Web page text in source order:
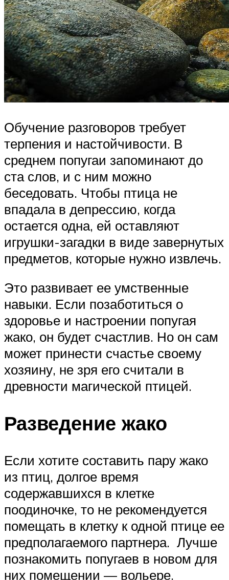
Обучение разговоров требует
терпения и настойчивости. В
среднем попугаи запоминают до
ста слов, и с ним можно
беседовать. Чтобы птица не
впадала в депрессию, когда
остается одна, ей оставляют
игрушки-загадки в виде завернутых
предметов, которые нужно извлечь.
Это развивает ее умственные
навыки. Если позаботиться о
здоровье и настроении попугая
жако, он будет счастлив. Но он сам
может принести счастье своему
хозяину, не зря его считали в
древности магической птицей.
Разведение жако
Если хотите составить пару жако
из птиц, долгое время
содержавшихся в клетке
поодиночке, то не рекомендуется
помещать в клетку к одной птице ее
предполагаемого партнера. Лучше
познакомить попугаев в новом для
них помещении — вольере.